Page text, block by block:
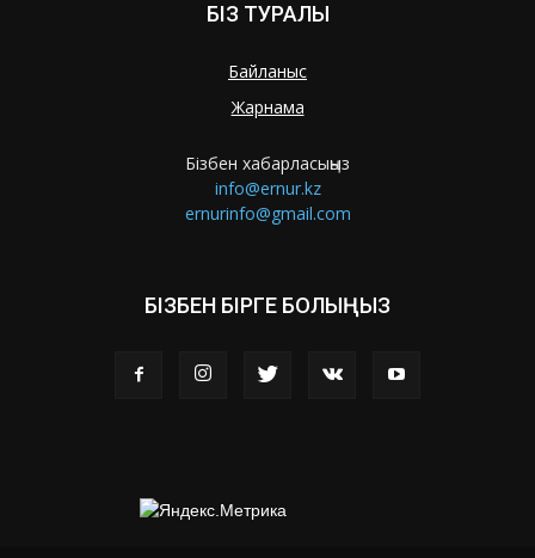
БІЗ ТУРАЛЫ
Байланыс
Жарнама
Бізбен хабарласыңыз
info@ernur.kz
ernurinfo@gmail.com
БІЗБЕН БІРГЕ БОЛЫҢЫЗ